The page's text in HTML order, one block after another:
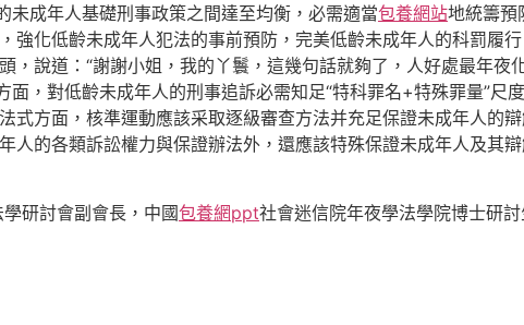
未成年人基礎刑事政策之間達至均衡，必需適當包養網站地統籌預
化低齡未成年人犯法的事前預防，完美低齡未成年人的科罰履
說道：“謝謝小姐，我的丫鬟，這幾句話就夠了，人好處最年夜
，對低齡未成年人的刑事追訴必需知足“特科罪名+特殊罪量”尺
方面，核準運動應該采取逐級審查方法并充足保證未成年人的
的各類訴訟權力與保證辦法外，還應該特殊保證未成年人及其
研討會副會長，中國包養網ppt社會迷信院年夜學法學院博士研討